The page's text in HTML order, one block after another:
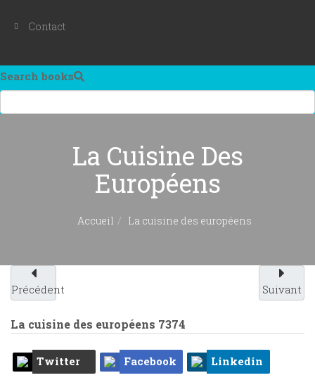
Contact
Search books
La Cuisine Des
Européens
Accueil La cuisine des européens
Précédent Suivant
La cuisine des européens 7374
Twitter Facebook Linkedin